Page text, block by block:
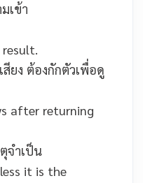
เข้า
ยง ต้องกักตัวเพื่อดู
after returning
จำเป็น
it is the